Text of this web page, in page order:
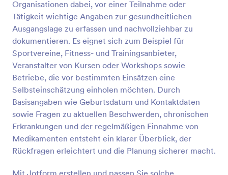
Organisationen dabei, vor einer Teilnahme oder
Tätigkeit wichtige Angaben zur gesundheitlichen
Ausgangslage zu erfassen und nachvollziehbar zu
dokumentieren. Es eignet sich zum Beispiel für
Sportvereine, Fitness- und Trainingsanbieter,
Veranstalter von Kursen oder Workshops sowie
Betriebe, die vor bestimmten Einsätzen eine
Selbsteinschätzung einholen möchten. Durch
Basisangaben wie Geburtsdatum und Kontaktdaten
sowie Fragen zu aktuellen Beschwerden, chronischen
Erkrankungen und der regelmäßigen Einnahme von
Medikamenten entsteht ein klarer Überblick, der
Rückfragen erleichtert und die Planung sicherer macht.
Mit Jotform erstellen und passen Sie solche
Vorschau